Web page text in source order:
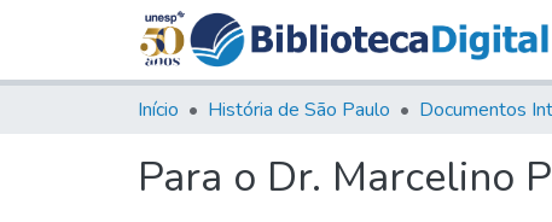
Início História de São Paulo Documentos
Para o Dr. Marcelino